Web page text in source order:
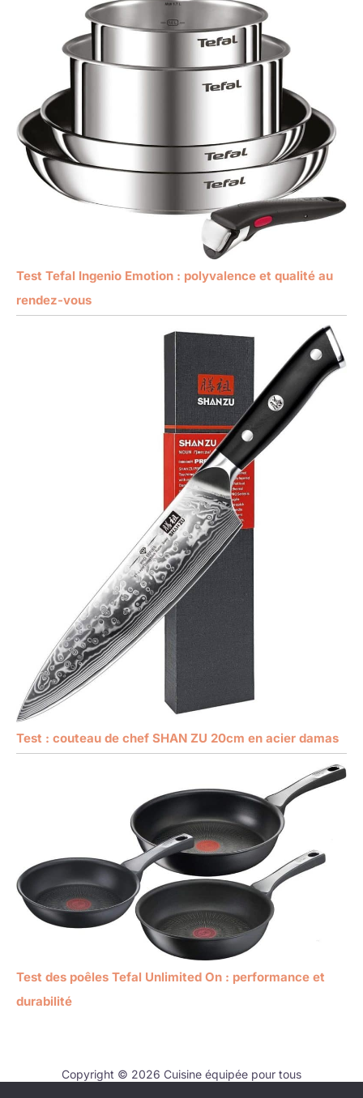
Test Tefal Ingenio Emotion : polyvalence et qualité au
rendez-vous
Test : couteau de chef SHAN ZU 20cm en acier damas
Test des poêles Tefal Unlimited On : performance et
durabilité
Copyright © 2026 Cuisine équipée pour tous